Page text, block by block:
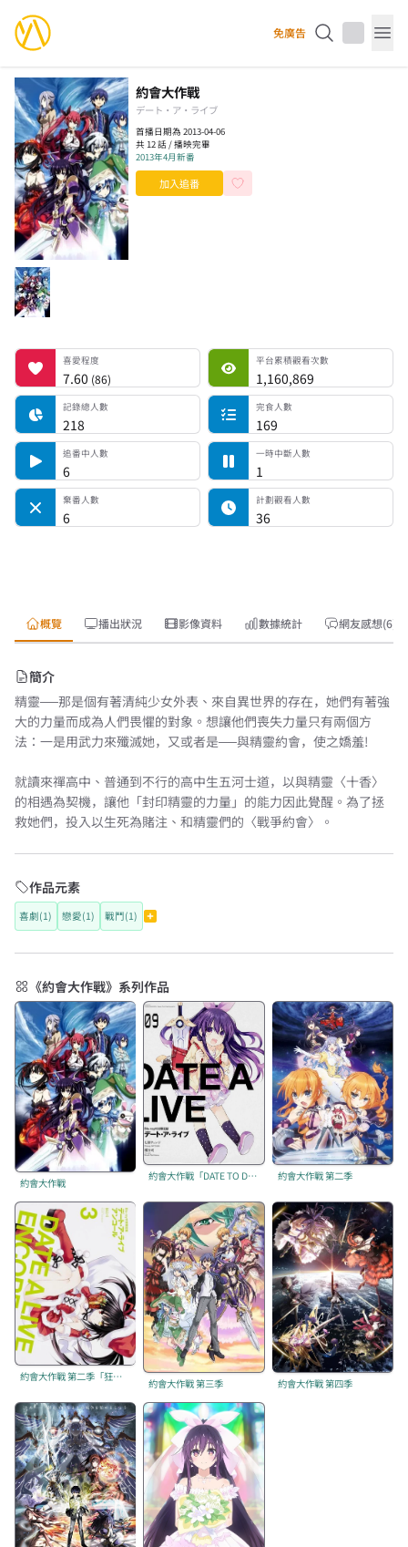
YourAnimes 你的動畫 免廣告
約會大作戰
デート・ア・ライブ
首播日期為 2013-04-06
共 12 話 / 播映完畢
2013年4月新番
加入追番
喜愛程度喜愛程度
7.60 (86)
平台累積觀看次數 平台累積觀看次數
1,160,869
記錄總人數
記錄總人數
218
完食人數
完食人數
169
追番中人數
追番中人數
6
一時中斷人數
一時中斷人數
1
棄番人數
棄番人數
6
計劃觀看人數
計劃觀看人數
36
概覽 播出狀況 影像資料 數據統計 網友感想(6)
簡介
精靈──那是個有著清純少女外表、來自異世界的存在，她們有著強
大的力量而成為人們畏懼的對象。想讓他們喪失力量只有兩個方
法：一是用武力來殲滅她，又或者是──與精靈約會，使之嬌羞!
就讀來禪高中、普通到不行的高中生五河士道，以與精靈〈十香〉
的相遇為契機，讓他「封印精靈的力量」的能力因此覺醒。為了拯
救她們，投入以生死為賭注、和精靈們的〈戰爭約會〉。
作品元素
喜劇(1) 戀愛(1) 戰鬥(1)
《約會大作戰》系列作品
約會大作戰
約會大作戰「DATE TO DATE」 約會大作戰 第二季
約會大作戰 第二季「狂三スターフェスティバル」
約會大作戰 第三季 約會大作戰 第四季